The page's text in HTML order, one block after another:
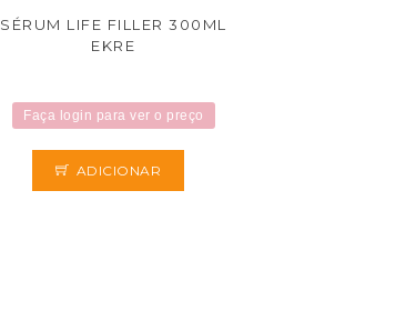
SÉRUM LIFE FILLER 300ML
EKRE
Faça login para ver o preço
ADICIONAR